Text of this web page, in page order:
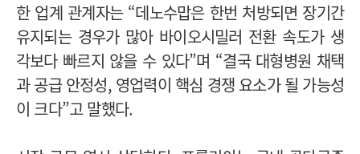
한 업계 관계자는 “데노수맙은 한번 처방되면 장기간
유지되는 경우가 많아 바이오시밀러 전환 속도가 생
각보다 빠르지 않을 수 있다”며 “결국 대형병원 채택
과 공급 안정성, 영업력이 핵심 경쟁 요소가 될 가능성
이 크다”고 말했다.